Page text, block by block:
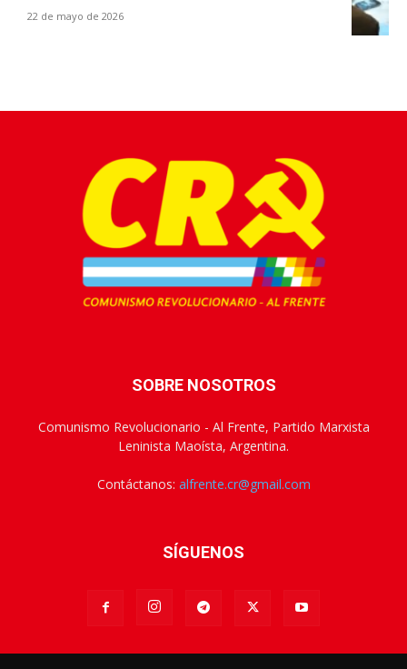
22 de mayo de 2026
SOBRE NOSOTROS
Comunismo Revolucionario - Al Frente, Partido Marxista
Leninista Maoísta, Argentina.
Contáctanos: alfrente.cr@gmail.com
SÍGUENOS